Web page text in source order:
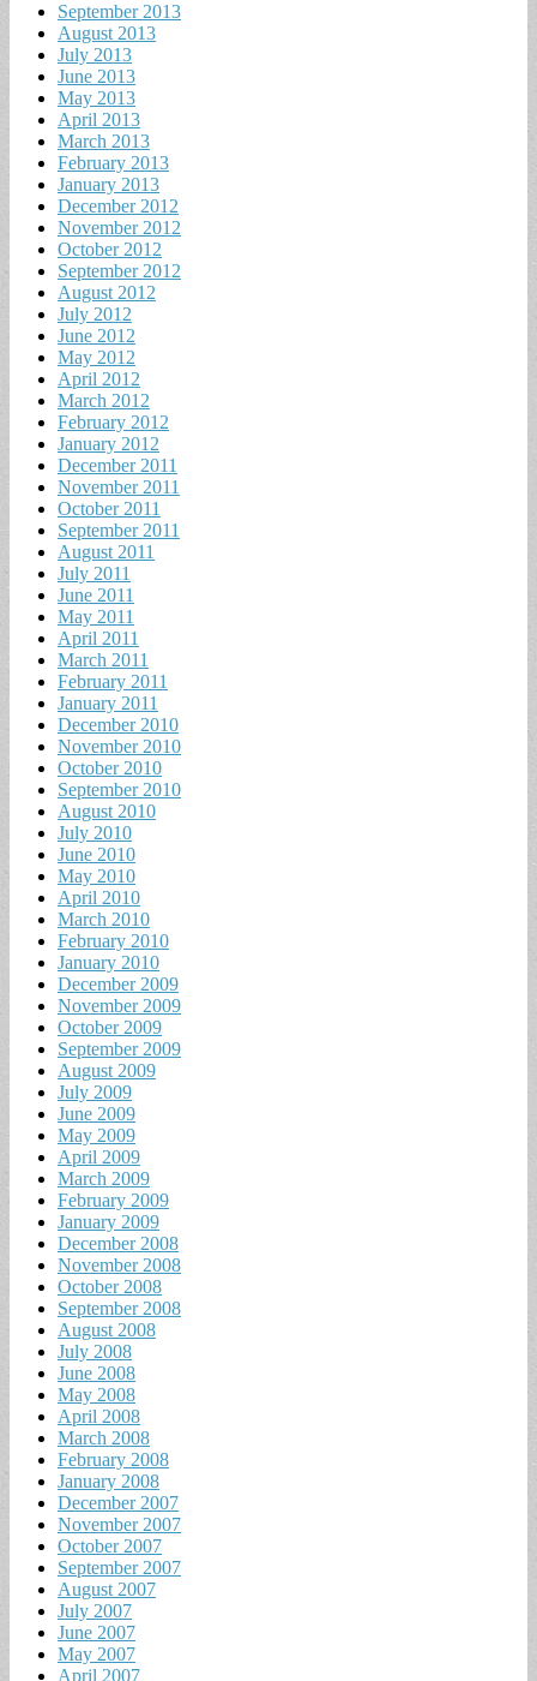
September 2013
August 2013
July 2013
June 2013
May 2013
April 2013
March 2013
February 2013
January 2013
December 2012
November 2012
October 2012
September 2012
August 2012
July 2012
June 2012
May 2012
April 2012
March 2012
February 2012
January 2012
December 2011
November 2011
October 2011
September 2011
August 2011
July 2011
June 2011
May 2011
April 2011
March 2011
February 2011
January 2011
December 2010
November 2010
October 2010
September 2010
August 2010
July 2010
June 2010
May 2010
April 2010
March 2010
February 2010
January 2010
December 2009
November 2009
October 2009
September 2009
August 2009
July 2009
June 2009
May 2009
April 2009
March 2009
February 2009
January 2009
December 2008
November 2008
October 2008
September 2008
August 2008
July 2008
June 2008
May 2008
April 2008
March 2008
February 2008
January 2008
December 2007
November 2007
October 2007
September 2007
August 2007
July 2007
June 2007
May 2007
April 2007